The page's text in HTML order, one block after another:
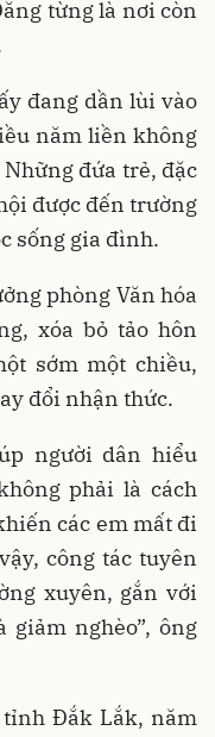
từng là nơi còn
đang dần lùi vào
năm liền không
đứa trẻ, đặc
được đến trường
sống gia đình.
phòng Văn hóa
xóa bỏ tảo hôn
sớm một chiều,
đổi nhận thức.
người dân hiểu
phải là cách
các em mất đi
công tác tuyên
xuyên, gắn với
nghèo”, ông
tỉnh Đắk Lắk, năm